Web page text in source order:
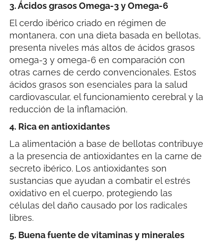
3. Ácidos grasos Omega-3 y Omega-6
El cerdo ibérico criado en régimen de
montanera, con una dieta basada en bellotas,
presenta niveles más altos de ácidos grasos
omega-3 y omega-6 en comparación con
otras carnes de cerdo convencionales. Estos
ácidos grasos son esenciales para la salud
cardiovascular, el funcionamiento cerebral y la
reducción de la inflamación.
4. Rica en antioxidantes
La alimentación a base de bellotas contribuye
a la presencia de antioxidantes en la carne de
secreto ibérico. Los antioxidantes son
sustancias que ayudan a combatir el estrés
oxidativo en el cuerpo, protegiendo las
células del daño causado por los radicales
libres.
5. Buena fuente de vitaminas y minerales